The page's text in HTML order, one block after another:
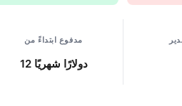
مدفوع ابتداءً من
12 دولارًا شهريًا